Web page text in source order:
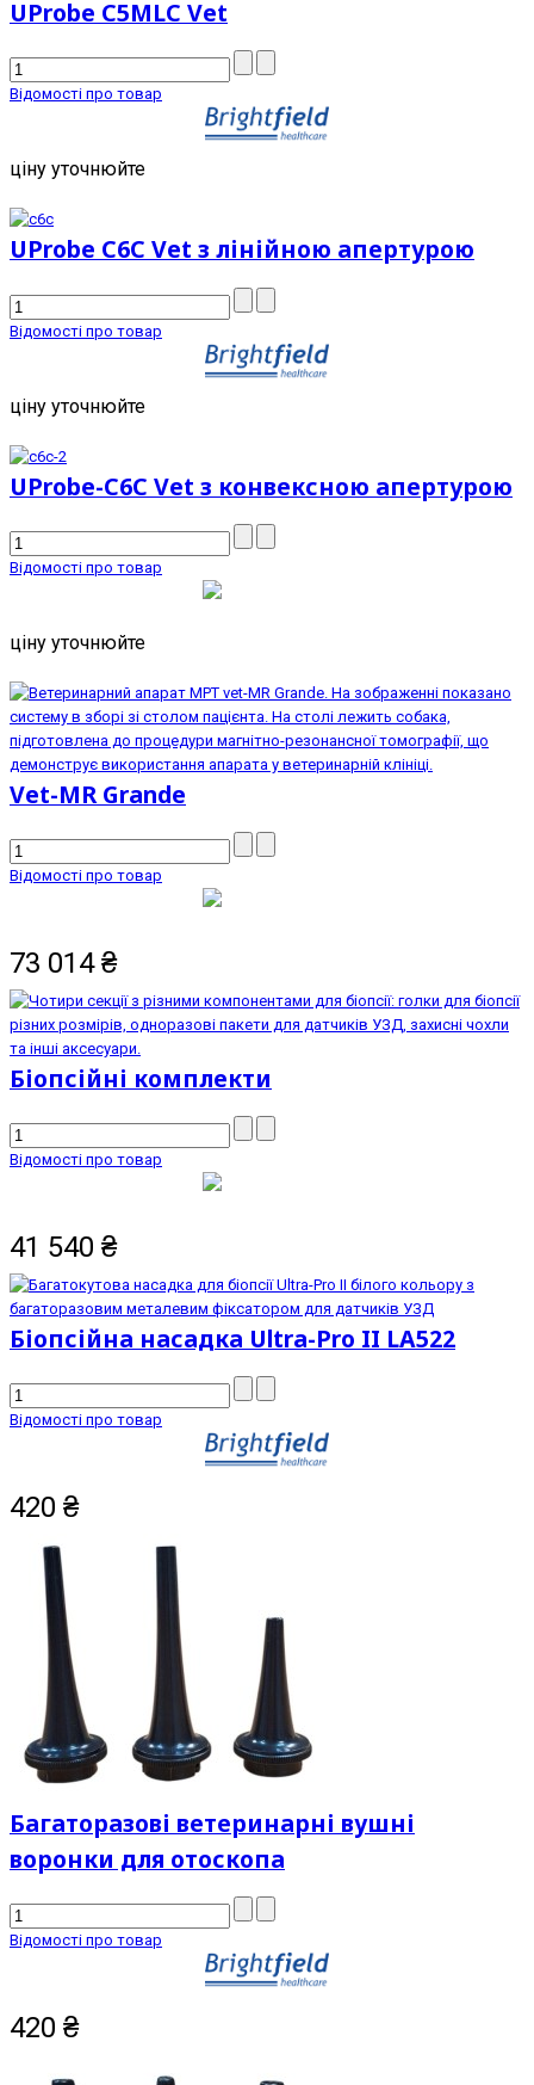
UProbe C5MLC Vet
Відомості про товар
ціну уточнюйте
UProbe C6C Vet з лінійною апертурою
Відомості про товар
ціну уточнюйте
UProbe-C6C Vet з конвексною апертурою
Відомості про товар
ціну уточнюйте
Vet-MR Grande
Відомості про товар
73 014₴
Біопсійні комплекти
Відомості про товар
41 540 ₴
Біопсійна насадка Ultra-Pro II LA522
Відомості про товар
420 ₴
Багаторазові ветеринарні вушні
воронки для отоскопа
Відомості про товар
420 ₴